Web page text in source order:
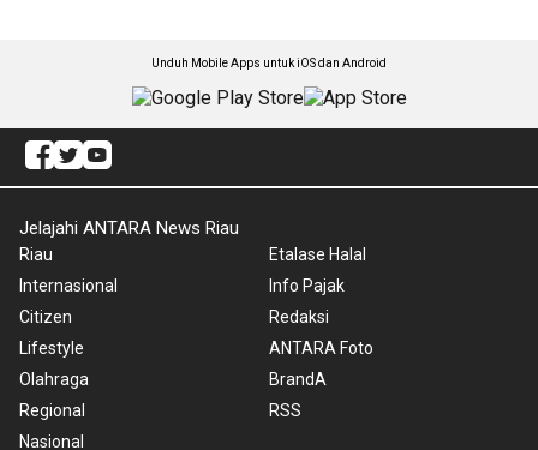
Unduh Mobile Apps untuk iOS dan Android
Jelajahi ANTARA News Riau
Riau
Internasional
Citizen
Lifestyle
Olahraga
Regional
Nasional
Etalase Halal
Info Pajak
Redaksi
ANTARA Foto
BrandA
RSS